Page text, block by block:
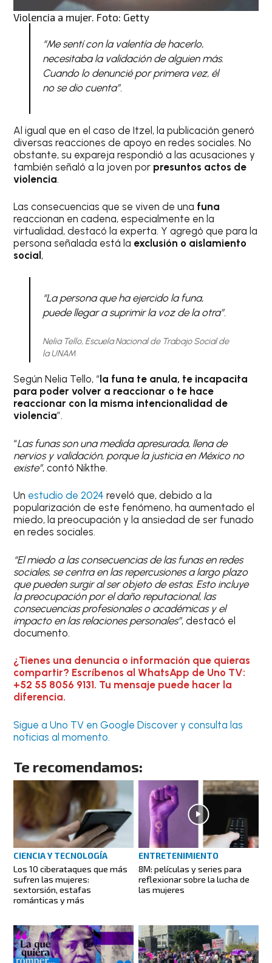
Violencia a mujer. Foto: Getty
“Me sentí con la valentía de hacerlo,
necesitaba la validación de alguien más.
Cuando lo denuncié por primera vez, él
no se dio cuenta”.
Al igual que en el caso de Itzel, la publicación generó
diversas reacciones de apoyo en redes sociales. No
obstante, su expareja respondió a las acusaciones y
también señaló a la joven por presuntos actos de
violencia.
Las consecuencias que se viven de una funa
reaccionan en cadena, especialmente en la
virtualidad, destacó la experta. Y agregó que para la
persona señalada está la exclusión o aislamiento
social ,
“La persona que ha ejercido la funa,
puede llegar a suprimir la voz de la otra”.
Nelia Tello, Escuela Nacional de Trabajo Social de
la UNAM
Según Nelia Tello, “ la funa te anula, te incapacita
para poder volver a reaccionar o te hace
reaccionar con la misma intencionalidad de
violencia”.
“Las funas son una medida apresurada, llena de
nervios y validación, porque la justicia en México no
existe”, contó Nikthe.
Un estudio de 2024 reveló que, debido a la
popularización de este fenómeno, ha aumentado el
miedo, la preocupación y la ansiedad de ser funado
en redes sociales.
“El miedo a las consecuencias de las funas en redes
sociales, se centra en las repercusiones a largo plazo
que pueden surgir al ser objeto de estas. Esto incluye
la preocupación por el daño reputacional, las
consecuencias profesionales o académicas y el
impacto en las relaciones personales”, destacó el
documento.
¿Tienes una denuncia o información que quieras
compartir? Escríbenos al WhatsApp de Uno TV:
+52 55 8056 9131. Tu mensaje puede hacer la
diferencia.
Sigue a Uno TV en Google Discover y consulta las
noticias al momento.
Te recomendamos:
CIENCIA Y TECNOLOGÍA
Los 10 ciberataques que más
sufren las mujeres:
sextorsión, estafas
románticas y más
ENTRETENIMIENTO
8M: películas y series para
reflexionar sobre la lucha de
las mujeres